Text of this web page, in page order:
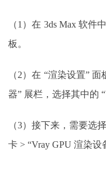
（1）在 3ds Max 软件
板。
（2）在 “渲染设置” 面
器” 展栏，选择其中的
（3）接下来，需要选
卡 > “Vray GPU 渲染设